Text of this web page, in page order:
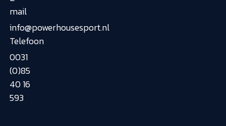
mail
info@powerhousesport.nl
Telefoon
0031
(0)85
40 16
593